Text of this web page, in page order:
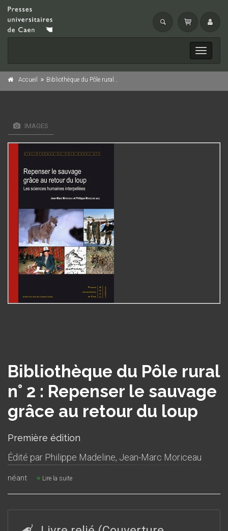
Toggle
Accueil Bibliothèque du Pôle rural n° 2 : Repenser le sauvage grâce au retour du loup
IMAGES
Bibliothèque du Pôle rural
n° 2 : Repenser le sauvage
grâce au retour du loup
Première édition
Édité par Philippe Madeline, Jean-Marc Moriceau
néant Lire la suite